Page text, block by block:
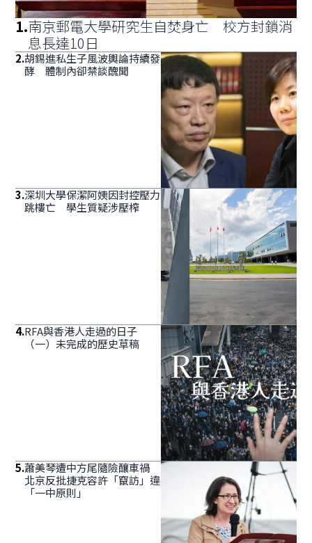
1.南京郵電大學研究生自焚身亡 校方封鎖消
息長達10日
2.胡錫進私生子風波輿論持續發
酵 體制內卻禁談醜聞
3.深圳大學保潔阿姨因封控壓力
跳樓亡 學生質疑涉壓榨
4.RFA與香港人走過的日子
（一）未完成的歷史草稿
5.蕭美琴遭中方尾隨險釀車禍
北京反批捷克容許「竄訪」違
「一中原則」